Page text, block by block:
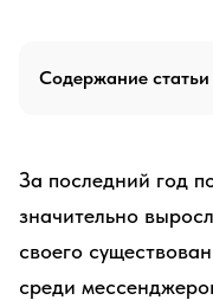
Содержание статьи
За последний год
значительно
своего
среди